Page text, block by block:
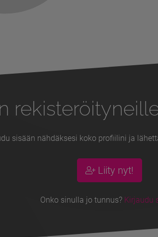
sisään nähdäksesi koko profiilini ja
Liity nyt!
Onko sinulla jo tunnus? Kirjaudu